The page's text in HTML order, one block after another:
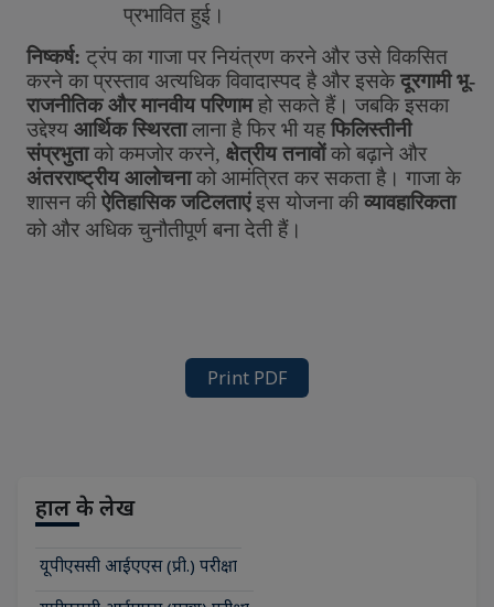
प्रभावित हुई।
निष्कर्ष: ट्रंप का गाजा पर नियंत्रण करने और उसे विकसित
करने का प्रस्ताव अत्यधिक विवादास्पद है और इसके दूरगामी भू-
राजनीतिक और मानवीय परिणाम हो सकते हैं। जबकि इसका
उद्देश्य आर्थिक स्थिरता लाना है फिर भी यह फिलिस्तीनी
संप्रभुता को कमजोर करने, क्षेत्रीय तनावों को बढ़ाने और
अंतरराष्ट्रीय आलोचना को आमंत्रित कर सकता है। गाजा के
शासन की ऐतिहासिक जटिलताएं इस योजना की व्यावहारिकता
को और अधिक चुनौतीपूर्ण बना देती हैं।
Print PDF
हाल के लेख
यूपीएससी आईएएस (प्री.) परीक्षा